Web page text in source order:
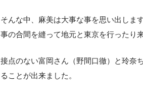
そんな中、麻美は大事な事を思い出しま
事の合間を縫って地元と東京を行ったり
接点のない富岡さん（野間口徹）と玲奈
ることが出来ました。